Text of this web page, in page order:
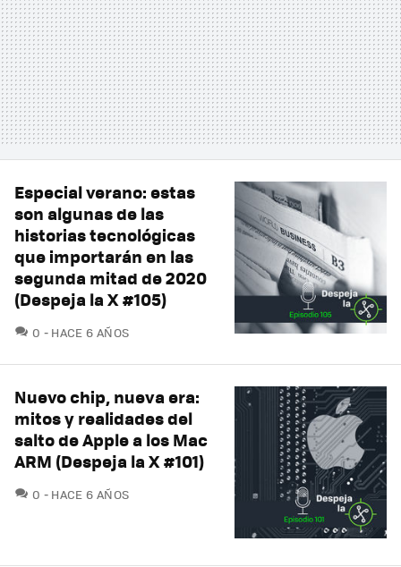
Especial verano: estas
son algunas de las
historias tecnológicas
que importarán en las
segunda mitad de 2020
(Despeja la X #105)
0 COMENTARIOS
HACE 6 AÑOS
Nuevo chip, nueva era:
mitos y realidades del
salto de Apple a los Mac
ARM (Despeja la X #101)
0 COMENTARIOS
HACE 6 AÑOS